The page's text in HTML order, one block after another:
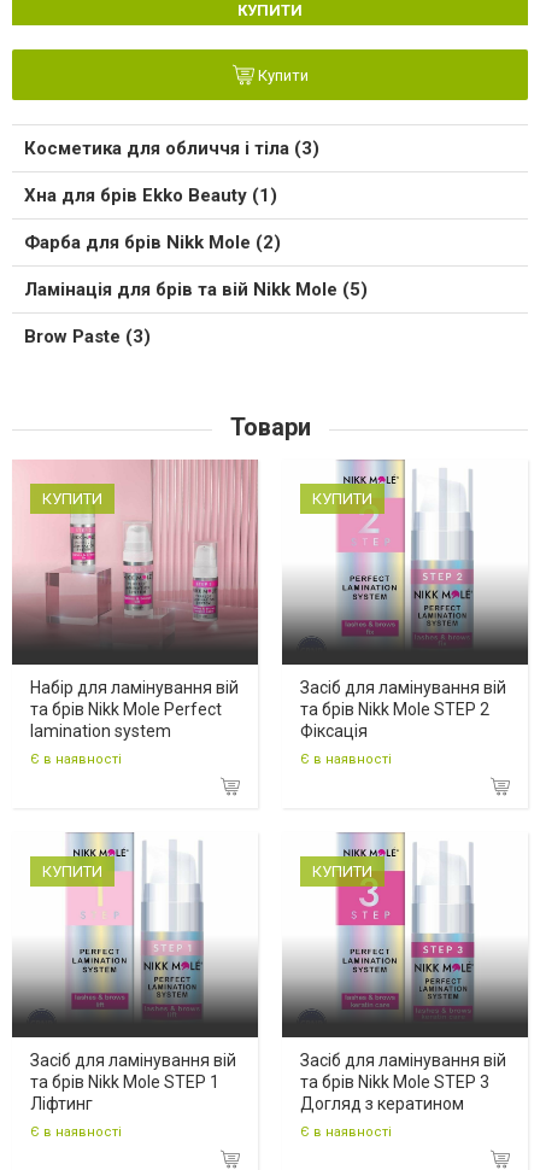
КУПИТИ
Купити
Косметика для обличчя і тіла (3)
Хна для брів Ekko Beauty (1)
Фарба для брів Nikk Mole (2)
Ламінація для брів та вій Nikk Mole (5)
Brow Paste (3)
Товари
КУПИТИ
Набір для ламінування вій
та брів Nikk Mole Perfect
lamination system
Є в наявності
КУПИТИ
Засіб для ламінування вій
та брів Nikk Mole STEP 2
Фіксація
Є в наявності
КУПИТИ
Засіб для ламінування вій
та брів Nikk Mole STEP 1
Ліфтинг
Є в наявності
КУПИТИ
Засіб для ламінування вій
та брів Nikk Mole STEP 3
Догляд з кератином
Є в наявності